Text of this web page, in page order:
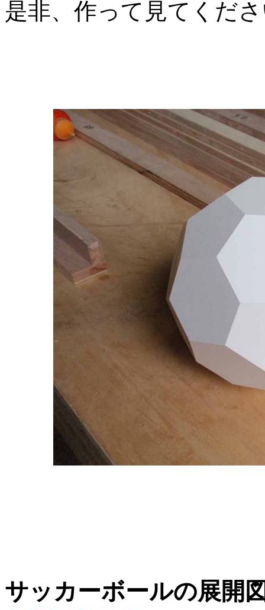
是非、作って見てくだ
サッカーボールの展開